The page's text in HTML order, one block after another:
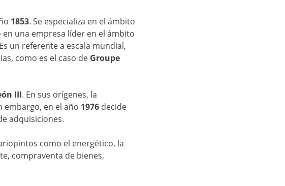
1853. Se especializa en el ámbito
una empresa líder en el ámbito
un referente a escala mundial,
como es el caso de Groupe
III. En sus orígenes, la
embargo, en el año 1976 decide
adquisiciones.
como el energético, la
compraventa de bienes,